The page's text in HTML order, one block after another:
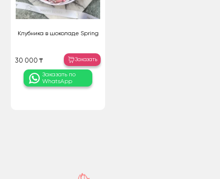
Клубника в шоколаде Spring
30 000 ₸ Заказать
Заказать по
WhatsApp